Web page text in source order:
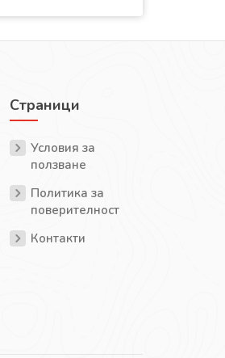
Страници
Условия за
ползване
Политика за
поверителност
Контакти